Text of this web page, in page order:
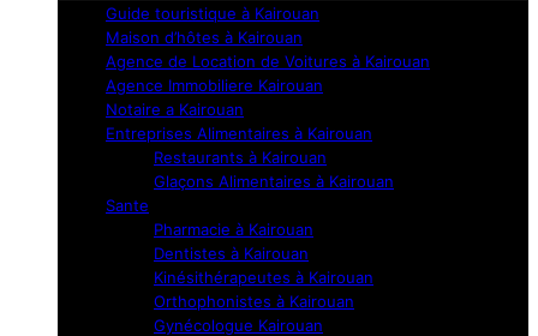
Guide touristique à Kairouan
Maison d’hôtes à Kairouan
Agence de Location de Voitures à Kairouan
Agence Immobiliere Kairouan
Notaire a Kairouan
Entreprises Alimentaires à Kairouan
Restaurants à Kairouan
Glaçons Alimentaires à Kairouan
Sante
Pharmacie à Kairouan
Dentistes à Kairouan
Kinésithérapeutes à Kairouan
Orthophonistes à Kairouan
Gynécologue Kairouan